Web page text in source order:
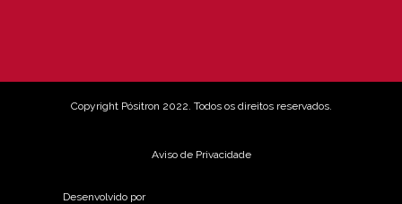
Copyright Pósitron 2022. Todos os direitos reservados.
Aviso de Privacidade
Desenvolvido por